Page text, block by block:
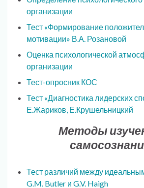
организации
Тест «Формирование
мотивации» В.А. Розановой
Оценка психологической
организации
Тест-опросник КОС
Тест «Диагностика лидерских
Е.Жариков, Е.Крушельницкий
Методы
Тест различий между
G.M. Butler и G.V. Haigh